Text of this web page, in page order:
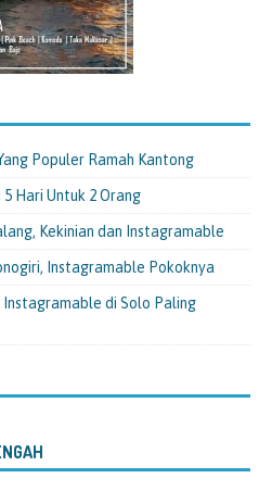
Populer Ramah Kantong
Hari Untuk 2 Orang
Kekinian dan Instagramable
Instagramable Pokoknya
di Solo Paling